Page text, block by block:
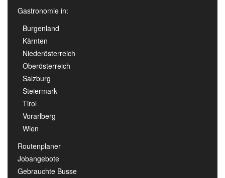
Gastronomie in:
Burgenland
Kärnten
Niederösterreich
Oberösterreich
Salzburg
Steiermark
Tirol
Vorarlberg
Wien
Routenplaner
Jobangebote
Gebrauchte Busse